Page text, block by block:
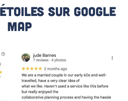
Sur Google
Map